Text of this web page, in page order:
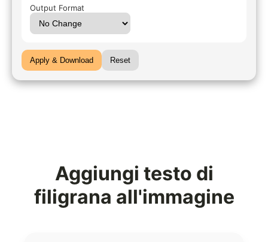
Output Format
Apply & Download Reset
Aggiungi testo di
filigrana all'immagine